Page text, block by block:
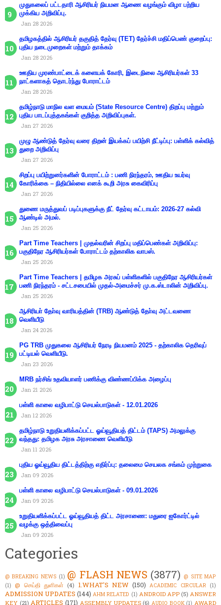
முதுகலைப் பட்டதாரி ஆசிரியர் நியமன ஆணை வழங்கும் விழா பற்றிய
முக்கிய அறிவிப்பு.
Jan 28 2026
தமிழகத்தில் ஆசிரியர் தகுதித் தேர்வு (TET) தேர்ச்சி மதிப்பெண் குறைப்பு:
புதிய நடைமுறைகள் மற்றும் தாக்கம்
Jan 28 2026
ஊதிய முரண்பாட்டைக் களையக் கோரி, இடைநிலை ஆசிரியர்கள் 33
நாட்களாகத் தொடர்ந்து போராட்டம்
Jan 28 2026
தமிழ்நாடு மாநில வள மையம் (State Resource Centre) திறப்பு மற்றும்
புதிய பாடப்புத்தகங்கள் குறித்த அறிவிப்புகள்.
Jan 27 2026
முழு ஆண்டுத் தேர்வு வரை திறன் இயக்கப் பயிற்சி நீட்டிப்பு: பள்ளிக் கல்வித்
துறை அறிவிப்பு
Jan 27 2026
சிறப்பு பயிற்றுனர்களின் போராட்டம் : பணி நிரந்தரம், ஊதிய உயர்வு
கோரிக்கை – நிதியில்லை எனக் கூறி அரசு கைவிரிப்பு
Jan 27 2026
துணை மருத்துவப் படிப்புகளுக்கு நீட் தேர்வு கட்டாயம்: 2026-27 கல்வி
ஆண்டில் அமல்.
Jan 25 2026
Part Time Teachers | முதல்வரின் சிறப்பு மதிப்பெண்கள் அறிவிப்பு:
பகுதிநேர ஆசிரியர்கள் போராட்டம் தற்காலிக வாபஸ்.
Jan 25 2026
Part Time Teachers | தமிழக அரசுப் பள்ளிகளில் பகுதிநேர ஆசிரியர்கள்
பணி நிரந்தரம் - சட்டசபையில் முதல்-அமைச்சர் மு.க.ஸ்டாலின் அறிவிப்பு.
Jan 25 2026
ஆசிரியா் தோ்வு வாரியத்தின் (TRB) ஆண்டுத் தோ்வு அட்டவணை
வெளியீடு
Jan 24 2026
PG TRB முதுகலை ஆசிரியர் நேரடி நியமனம் 2025 - தற்காலிக தெரிவுப்
பட்டியல் வெளியீடு.
Jan 23 2026
MRB நர்சிங் உதவியாளர் பணிக்கு விண்ணப்பிக்க அழைப்பு
Jan 21 2026
பள்ளி காலை வழிபாட்டு செயல்பாடுகள் - 12.01.2026
Jan 12 2026
தமிழ்நாடு உறுதியளிக்கப்பட்ட ஓய்வூதியத் திட்டம் (TAPS) அமலுக்கு
வந்தது: தமிழக அரசு அரசாணை வெளியீடு
Jan 11 2026
புதிய ஓய்வூதிய திட்டத்திற்கு எதிர்ப்பு: தலைமை செயலக சங்கம் முற்றுகை
Jan 09 2026
பள்ளி காலை வழிபாட்டு செயல்பாடுகள் - 09.01.2026
Jan 09 2026
உறுதியளிக்கப்பட்ட ஓய்வூதியத் திட்ட அரசாணை: மதுரை ஐகோர்ட்டில்
வழக்கு ஒத்திவைப்பு
Jan 09 2026
Categories
@ BREAKING NEWS (1) @ FLASH NEWS (3877) @ SITE MAP
(1) @ செய்தி துளிகள் (4) 1.WHAT'S NEW (150) ACADEMIC CIRCULAR (1)
ADMISSION UPDATES (144) AHM RELATED (1) ANDROID APP (5) ANSWER
KEY (21) ARTICLES (171) ASSEMBLY UPDATES (6) AUDIO BOOK (1) AWARD